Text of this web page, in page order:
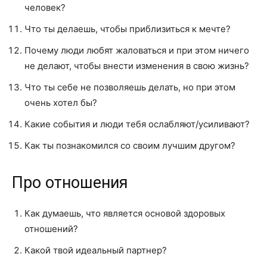
человек?
Что ты делаешь, чтобы приблизиться к мечте?
Почему люди любят жаловаться и при этом ничего
не делают, чтобы внести изменения в свою жизнь?
Что ты себе не позволяешь делать, но при этом
очень хотел бы?
Какие события и люди тебя ослабляют/усиливают?
Как ты познакомился со своим лучшим другом?
Про отношения
Как думаешь, что является основой здоровых
отношений?
Какой твой идеальный партнер?